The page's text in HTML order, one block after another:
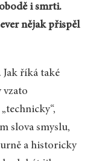
i smrti.
nějak přispěl
říká také
vzato
slova smyslu,
a historicky